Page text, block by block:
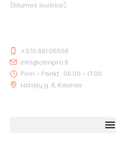
(šilumos siurbliai).
+370 661 05566
info@climpro.lt
Pirm - Penkt : 08:00 - 17:00
Lazdijų g. 8, Kaunas